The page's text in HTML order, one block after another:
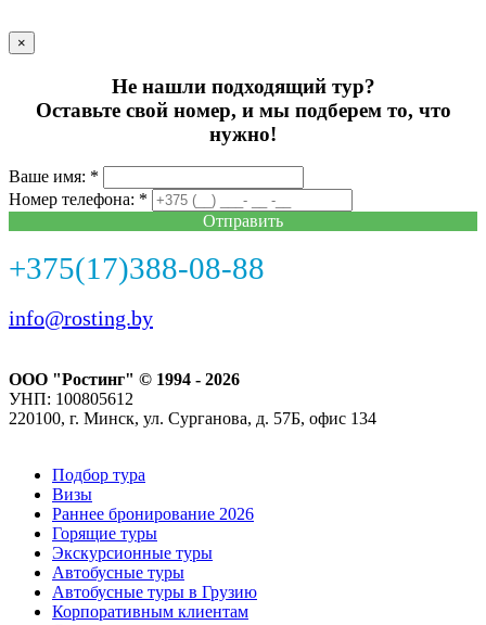
×
Не нашли подходящий тур?
Оставьте свой номер, и мы подберем то, что
нужно!
Ваше имя: *
Номер телефона: *
Отправить
+375(17)388-08-88
info@rosting.by
ООО "Ростинг" © 1994 - 2026
УНП: 100805612
220100, г. Минск, ул. Сурганова, д. 57Б, офис 134
Подбор тура
Визы
Раннее бронирование 2026
Горящие туры
Экскурсионные туры
Автобусные туры
Автобусные туры в Грузию
Корпоративным клиентам